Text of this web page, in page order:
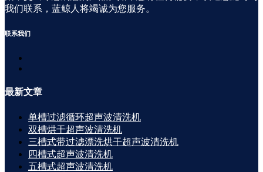
我们联系，蓝鲸人将竭诚为您服务。
联系我们
最新文章
单槽过滤循环超声波清洗机
双槽烘干超声波清洗机
三槽式带过滤漂洗烘干超声波清洗机
四槽式超声波清洗机
五槽式超声波清洗机